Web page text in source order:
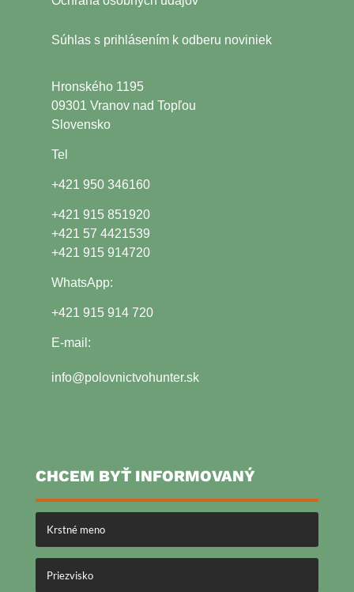
Súhlas s prihlásením k odberu noviniek
Hronského 1195
09301 Vranov nad Topľou
Slovensko
Tel
+421 950 346160
+421 915 851920
+421 57 4421539
+421 915 914720
WhatsApp:
+421 915 914 720
E-mail:
info@polovnictvohunter.sk
CHCEM BYŤ INFORMOVANÝ